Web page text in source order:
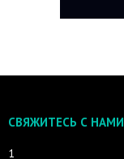
СВЯЖИТЕСЬ С НАМИ
1